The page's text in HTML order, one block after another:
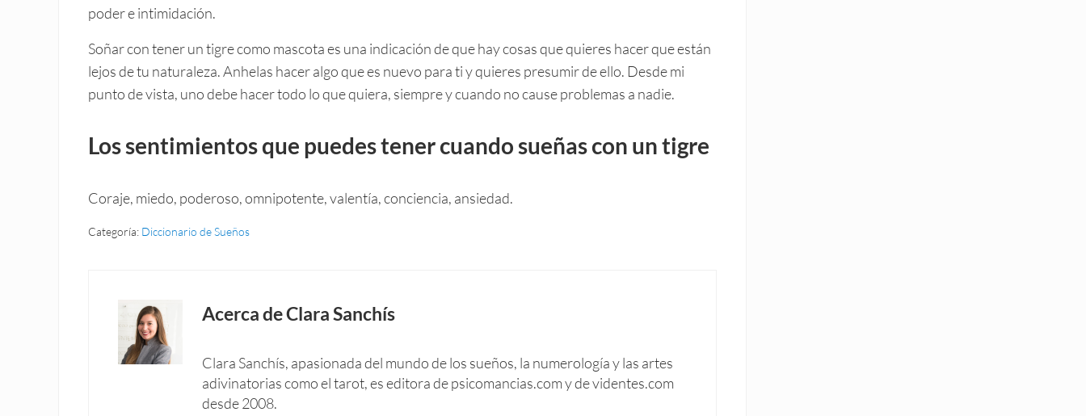
poder e intimidación.
Soñar con tener un tigre como mascota es una indicación de que hay cosas que quieres hacer que están
lejos de tu naturaleza. Anhelas hacer algo que es nuevo para ti y quieres presumir de ello. Desde mi
punto de vista, uno debe hacer todo lo que quiera, siempre y cuando no cause problemas a nadie.
Los sentimientos que puedes tener cuando sueñas con un tigre
Coraje, miedo, poderoso, omnipotente, valentía, conciencia, ansiedad.
Categoría: Diccionario de Sueños
Acerca deClara Sanchís
Clara Sanchís, apasionada del mundo de los sueños, la numerología y las artes
adivinatorias como el tarot, es editora de psicomancias.com y de videntes.com
desde 2008.